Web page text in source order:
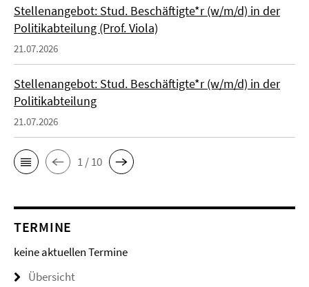
Stellenangebot: Stud. Beschäftigte*r (w/m/d) in der
Politikabteilung (Prof. Viola)
21.07.2026
Stellenangebot: Stud. Beschäftigte*r (w/m/d) in der
Politikabteilung
21.07.2026
1 / 10
TERMINE
keine aktuellen Termine
Übersicht